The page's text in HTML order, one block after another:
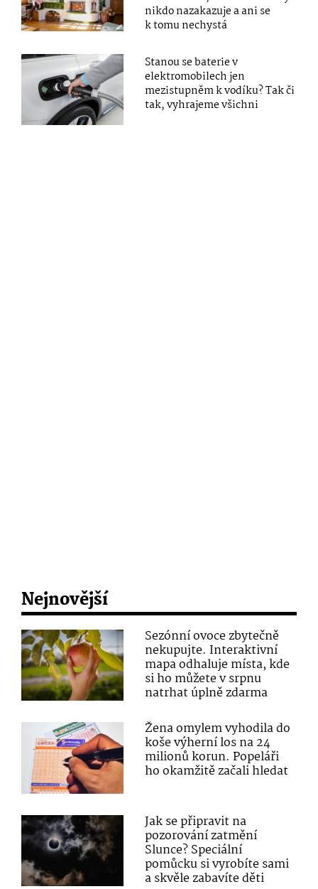
nikdo nazakazuje a ani se
k tomu nechystá
Stanou se baterie v
elektromobilech jen
mezistupněm k vodíku? Tak či
tak, vyhrajeme všichni
Nejnovější
Sezónní ovoce zbytečně
nekupujte. Interaktivní
mapa odhaluje místa, kde
si ho můžete v srpnu
natrhat úplně zdarma
Žena omylem vyhodila do
koše výherní los na 24
milionů korun. Popeláři
ho okamžitě začali hledat
Jak se připravit na
pozorování zatmění
Slunce? Speciální
pomůcku si vyrobíte sami
a skvěle zabavíte děti